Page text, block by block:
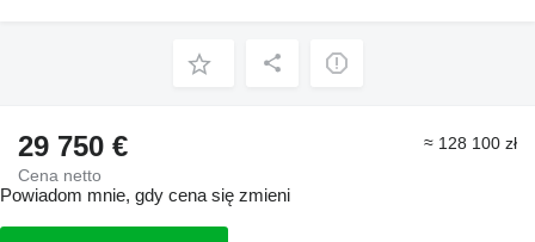
29 750 €
Cena netto
≈ 128 100 zł
Powiadom mnie, gdy cena się zmieni